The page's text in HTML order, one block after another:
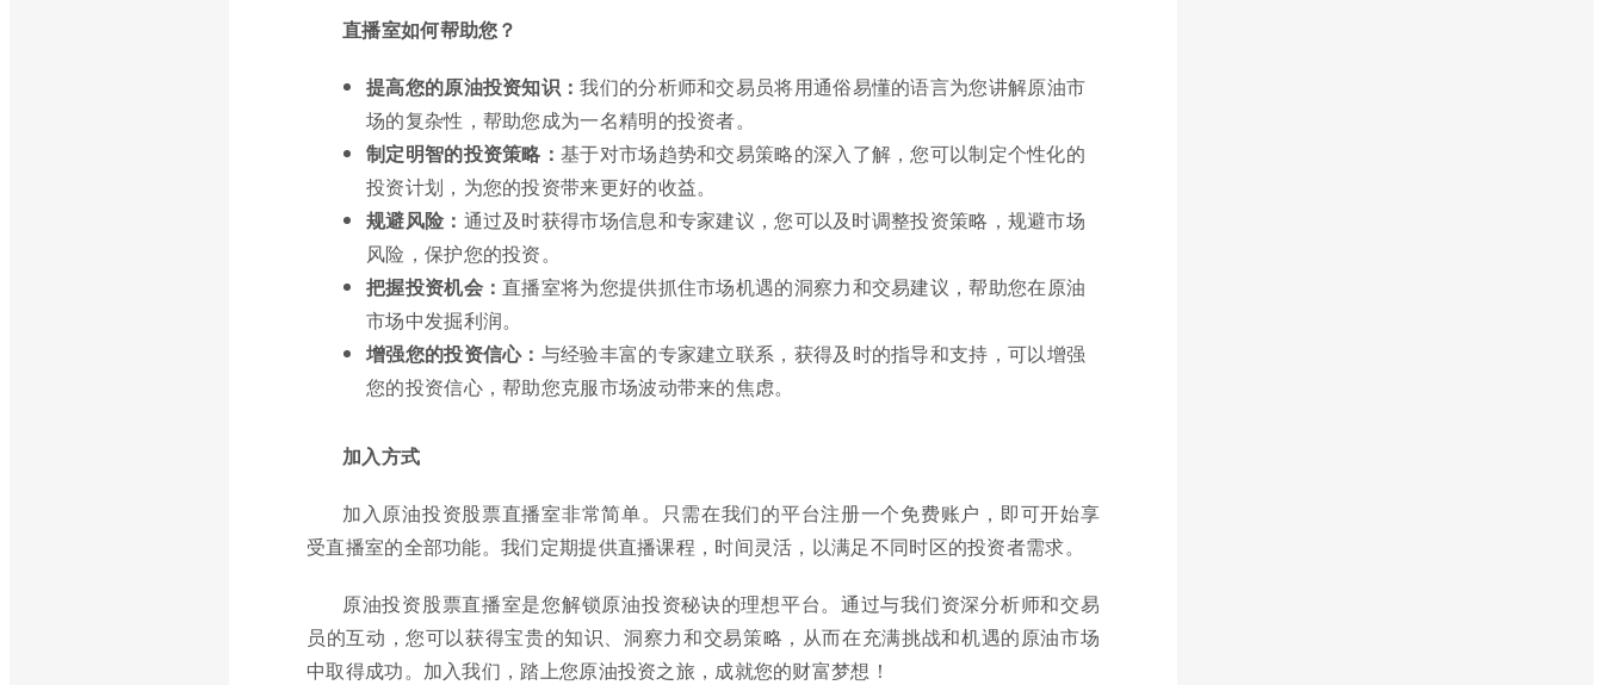
直播室如何帮助您？
提高您的原油投资知识：我们的分析师和交易员将用通俗易懂的语言为您讲解原油市
场的复杂性，帮助您成为一名精明的投资者。
制定明智的投资策略： 基于对市场趋势和交易策略的深入了解，您可以制定个性化的
投资计划，为您的投资带来更好的收益。
规避风险： 通过及时获得市场信息和专家建议，您可以及时调整投资策略，规避市场
风险，保护您的投资。
把握投资机会： 直播室将为您提供抓住市场机遇的洞察力和交易建议，帮助您在原油
市场中发掘利润。
增强您的投资信心： 与经验丰富的专家建立联系，获得及时的指导和支持，可以增强
您的投资信心，帮助您克服市场波动带来的焦虑。
加入方式
加入原油投资股票直播室非常简单。只需在我们的平台注册一个免费账户，即可开始享
受直播室的全部功能。我们定期提供直播课程，时间灵活，以满足不同时区的投资者需求。
原油投资股票直播室是您解锁原油投资秘诀的理想平台。通过与我们资深分析师和交易
员的互动，您可以获得宝贵的知识、洞察力和交易策略，从而在充满挑战和机遇的原油市场
中取得成功。加入我们，踏上您原油投资之旅，成就您的财富梦想！